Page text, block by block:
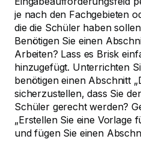
je nach den Fachgebieten
die die Schüler haben
Benötigen Sie einen
Arbeiten? Lass es Brisk
hinzugefügt. Unterrichten
benötigen einen Abschnitt
sicherzustellen, dass Sie
Schüler gerecht werden?
„Erstellen Sie eine Vorlage
und fügen Sie einen